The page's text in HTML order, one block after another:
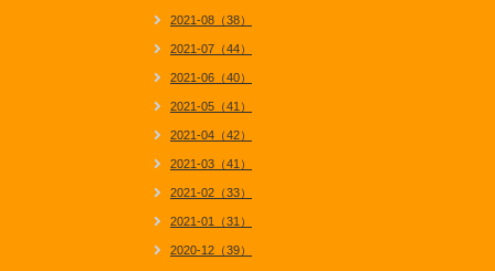
2021-08（38）
2021-07（44）
2021-06（40）
2021-05（41）
2021-04（42）
2021-03（41）
2021-02（33）
2021-01（31）
2020-12（39）